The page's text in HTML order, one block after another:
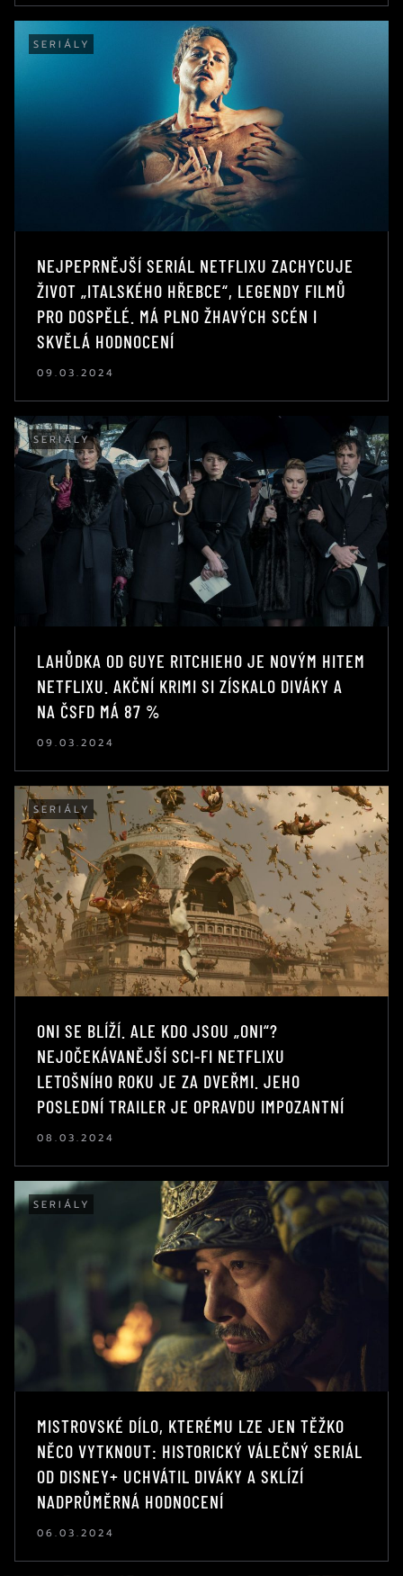
SERIÁLY
NEJPEPRNĚJŠÍ SERIÁL NETFLIXU ZACHYCUJE
ŽIVOT „ITALSKÉHO HŘEBCE“, LEGENDY FILMŮ
PRO DOSPĚLÉ. MÁ PLNO ŽHAVÝCH SCÉN I
SKVĚLÁ HODNOCENÍ
09.03.2024
SERIÁLY
LAHŮDKA OD GUYE RITCHIEHO JE NOVÝM HITEM
NETFLIXU. AKČNÍ KRIMI SI ZÍSKALO DIVÁKY A
NA ČSFD MÁ 87 %
09.03.2024
SERIÁLY
ONI SE BLÍŽÍ. ALE KDO JSOU „ONI“?
NEJOČEKÁVANĚJŠÍ SCI-FI NETFLIXU
LETOŠNÍHO ROKU JE ZA DVEŘMI. JEHO
POSLEDNÍ TRAILER JE OPRAVDU IMPOZANTNÍ
08.03.2024
SERIÁLY
MISTROVSKÉ DÍLO, KTERÉMU LZE JEN TĚŽKO
NĚCO VYTKNOUT: HISTORICKÝ VÁLEČNÝ SERIÁL
OD DISNEY+ UCHVÁTIL DIVÁKY A SKLÍZÍ
NADPRŮMĚRNÁ HODNOCENÍ
06.03.2024